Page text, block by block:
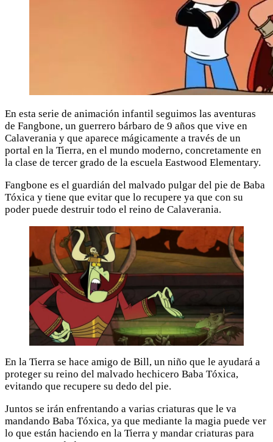
En esta serie de animación infantil seguimos las aventuras
de Fangbone, un guerrero bárbaro de 9 años que vive en
Calaverania y que aparece mágicamente a través de un
portal en la Tierra, en el mundo moderno, concretamente en
la clase de tercer grado de la escuela Eastwood Elementary.
Fangbone es el guardián del malvado pulgar del pie de Baba
Tóxica y tiene que evitar que lo recupere ya que con su
poder puede destruir todo el reino de Calaverania.
En la Tierra se hace amigo de Bill, un niño que le ayudará a
proteger su reino del malvado hechicero Baba Tóxica,
evitando que recupere su dedo del pie.
Juntos se irán enfrentando a varias criaturas que le va
mandando Baba Tóxica, ya que mediante la magia puede ver
lo que están haciendo en la Tierra y mandar criaturas para